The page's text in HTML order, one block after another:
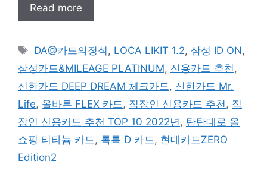
Read more
태
그
DA@카드의정석, LOCA LIKIT 1.2, 삼성 ID ON,
삼성카드&MILEAGE PLATINUM, 신용카드 추천,
신한카드 DEEP DREAM 체크카드, 신한카드 Mr.
Life, 올바른 FLEX 카드, 직장인 신용카드 추천, 직
장인 신용카드 추천 TOP 10 2022년, 탄탄대로 올
쇼핑 티타늄 카드, 톡톡 D 카드, 현대카드ZERO
Edition2